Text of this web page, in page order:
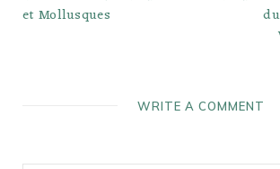
et Mollusques
WRITE A COMMENT